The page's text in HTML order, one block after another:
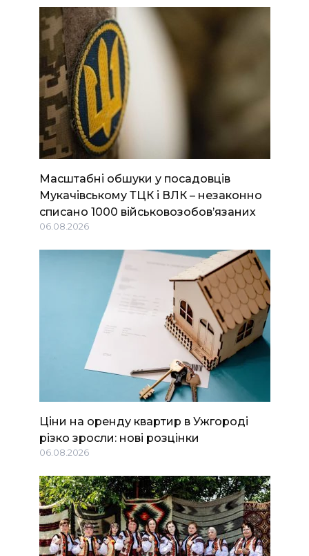
Масштабні обшуки у посадовців
Мукачівському ТЦК і ВЛК – незаконно
списано 1000 військовозобов’язаних
06.08.2026
Ціни на оренду квартир в Ужгороді
різко зросли: нові розцінки
06.08.2026